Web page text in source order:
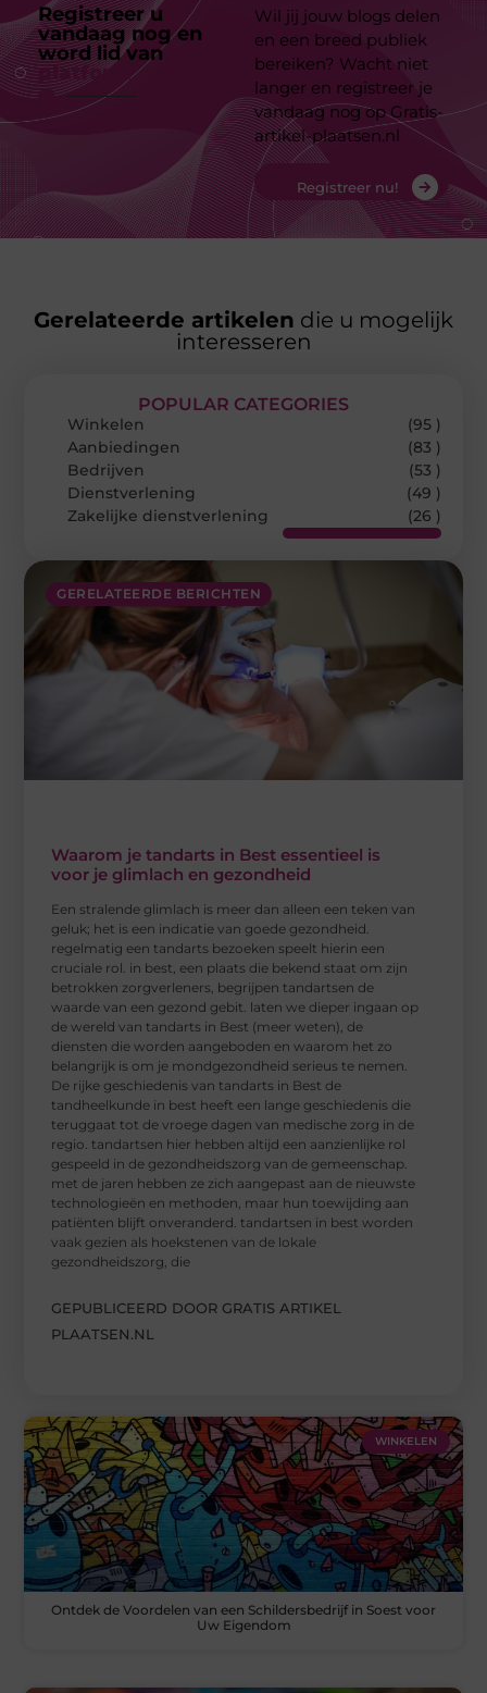
Registreer u
vandaag nog en
word lid van
platform
Wil jij jouw blogs delen
en een breed publiek
bereiken? Wacht niet
langer en registreer je
vandaag nog op Gratis-
artikel-plaatsen.nl
Registreer nu!
Gerelateerde artikelen die u mogelijk
interesseren
GERELATEERDE BERICHTEN
Waarom je tandarts in Best essentieel is
voor je glimlach en gezondheid
Een stralende glimlach is meer dan alleen een teken van
geluk; het is een indicatie van goede gezondheid.
regelmatig een tandarts bezoeken speelt hierin een
cruciale rol. in best, een plaats die bekend staat om zijn
betrokken zorgverleners, begrijpen tandartsen de
waarde van een gezond gebit. laten we dieper ingaan op
de wereld van tandarts in Best (meer weten), de
diensten die worden aangeboden en waarom het zo
belangrijk is om je mondgezondheid serieus te nemen.
De rijke geschiedenis van tandarts in Best de
tandheelkunde in best heeft een lange geschiedenis die
teruggaat tot de vroege dagen van medische zorg in de
regio. tandartsen hier hebben altijd een aanzienlijke rol
gespeeld in de gezondheidszorg van de gemeenschap.
met de jaren hebben ze zich aangepast aan de nieuwste
technologieën en methoden, maar hun toewijding aan
patiënten blijft onveranderd. tandartsen in best worden
vaak gezien als hoekstenen van de lokale
gezondheidszorg, die
GEPUBLICEERD DOOR GRATIS ARTIKEL
PLAATSEN.NL
POPULAR CATEGORIES
Winkelen
(95 )
Aanbiedingen
(83 )
Bedrijven
(53 )
Dienstverlening
(49 )
Zakelijke dienstverlening
(26 )
WINKELEN
Ontdek de Voordelen van een Schildersbedrijf in Soest voor
Uw Eigendom